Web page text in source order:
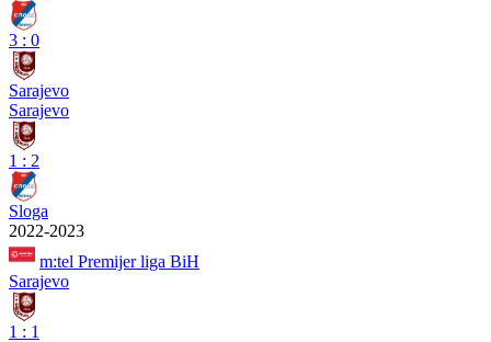
3 : 0
Sarajevo
Sarajevo
1 : 2
Sloga
2022-2023
m:tel Premijer liga BiH
Sarajevo
1 : 1